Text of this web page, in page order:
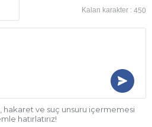
Kalan karakter : 450
hakaret ve suç unsuru içermemesi
hatırlatırız!